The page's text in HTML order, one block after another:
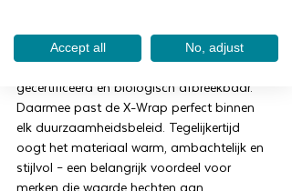
Duurzaam verpakken met uitstraling:De
gebruikte papieren zijn gerecycled, FSC-
gecertificeerd en biologisch afbreekbaar.
Daarmee past de X-Wrap perfect binnen
elk duurzaamheidsbeleid. Tegelijkertijd
oogt het materiaal warm, ambachtelijk en
stijlvol – een belangrijk voordeel voor
Accept all No, adjust